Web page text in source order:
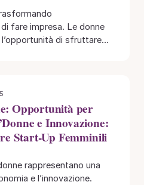
fare impresa. Le donne
di sfruttare
Opportunità per
e Innovazione:
Start-Up Femminili
rappresentano una
e l’innovazione.